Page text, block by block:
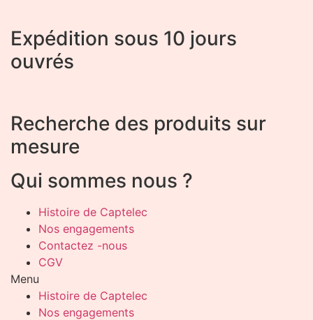
Expédition sous 10 jours
ouvrés
Recherche des produits sur
mesure
Qui sommes nous ?
Histoire de Captelec
Nos engagements
Contactez -nous
CGV
Menu
Histoire de Captelec
Nos engagements